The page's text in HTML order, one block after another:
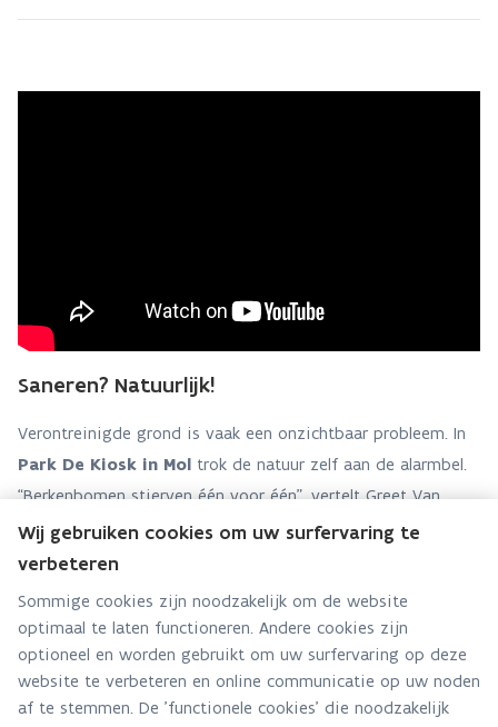
Saneren? Natuurlijk!
Verontreinigde grond is vaak een onzichtbaar probleem. In
Park De Kiosk in Mol trok de natuur zelf aan de alarmbel.
“Berkenbomen stierven één voor één”, vertelt Greet Van
Tiggelen, schepen van Natuur en Groen van de gemeente
Mol. Een bodemonderzoek liet zien dat er te veel zware
De gemeente koos niet voor sanering, maar voor
bodemherstel met wilgen en populieren.
Ontdek hier hoe deze bomen de grond zuiveren.
Wij gebruiken cookies om uw surfervaring te
verbeteren
Sommige cookies zijn noodzakelijk om de website
optimaal te laten functioneren. Andere cookies zijn
optioneel en worden gebruikt om uw surfervaring op deze
website te verbeteren en online communicatie op uw noden
af te stemmen. De 'functionele cookies' die noodzakelijk